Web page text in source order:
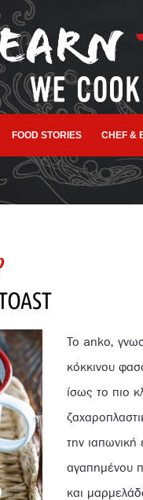
FOOD STORIES CHEF &
Το anko,
κόκκινου
ίσως το πιο
την
αγαπημένου
και